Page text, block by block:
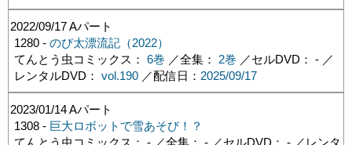
2022/09/17Aパート
1280 - のび太漂流記（2022）
てんとう虫コミックス： 6巻 ／全集： 2巻 ／セルDVD： - ／
レンタルDVD： vol.190／配信日： 2025/09/17
2023/01/14Aパート
1308 - 巨大ロボットで雪あそび！？
てんとう虫コミックス： - ／全集： - ／セルDVD： - ／レンタ